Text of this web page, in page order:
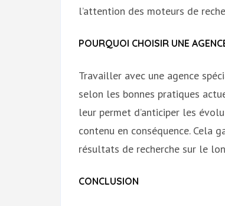
l’attention des moteurs de
POURQUOI CHOISIR UNE
Travailler avec une agence
selon les bonnes pratiques
leur permet d’anticiper les
contenu en conséquence. Cela
résultats de recherche sur le
CONCLUSION